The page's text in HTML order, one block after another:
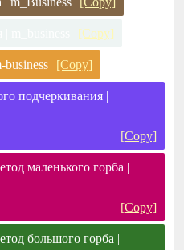
[Copy]
[Copy]
подчеркивания |
[Copy]
маленького горба |
[Copy]
большого горба |